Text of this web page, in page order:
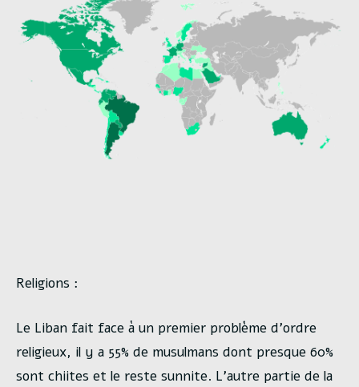
Religions :
Le Liban fait face à un premier problème d’ordre
religieux, il y a 55% de musulmans dont presque 60%
sont chiites et le reste sunnite. L’autre partie de la